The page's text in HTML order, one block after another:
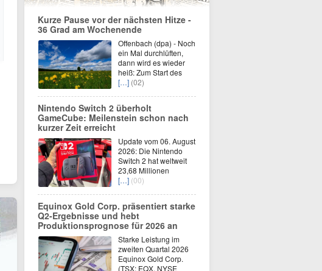
Kurze Pause vor der nächsten Hitze -
36 Grad am Wochenende
Offenbach (dpa) - Noch
ein Mal durchlüften,
dann wird es wieder
heiß: Zum Start des
[…] (02)
Nintendo Switch 2 überholt
GameCube: Meilenstein schon nach
kurzer Zeit erreicht
Update vom 06. August
2026: Die Nintendo
Switch 2 hat weltweit
23,68 Millionen
[…] (00)
Equinox Gold Corp. präsentiert starke
Q2-Ergebnisse und hebt
Produktionsprognose für 2026 an
Starke Leistung im
zweiten Quartal 2026
Equinox Gold Corp.
(TSX: EQX, NYSE